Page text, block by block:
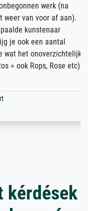
werk (na
af aan).
aantal
Rose etc).
kérdések